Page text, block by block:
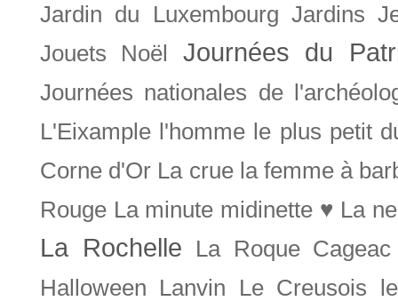
Jardin du Luxembourg Jardins
Jouets Noël
Journées du
Journées nationales de
L'Eixample l'homme le plus petit
Corne d'Or La crue la femme à
Rouge La minute midinette ♥ La
La Rochelle
La Roque Cageac
Halloween
Lanvin Le Creusois